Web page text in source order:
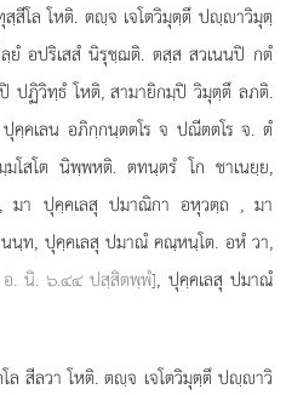
สีโล โหติ. ตฺจ เจโตวิมุตฺตึ ปฺาวิมุตฺ
อปริเสสํ นิรุชฺฌติ. ตสฺส สวเนนปิ กตํ
ปฏิวิทฺธํ โหติ, สามายิกมฺปิ วิมุตฺตึ ลภติ.
คฺคเลน อภิกฺกนฺตตโร จ ปณีตตโร จ. ตํ
สโต นิพฺพหติ. ตทนฺตรํ โก ชาเนยฺย,
มา ปุคฺคเลสุ ปมาณิกา อหุวตฺถ , มา
ท, ปุคฺคเลสุ ปมาณํ คณฺหนฺโต. อหํ วา,
. นิ. ๖.๔๔ ปสฺสิตพฺพํ], ปุคฺคเลสุ ปมาณํ
ล สีลวา โหติ. ตฺจ เจโตวิมุตฺตึ ปฺาวิ